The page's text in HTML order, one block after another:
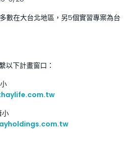
數在大台北地區，另5個實習專案為台
以下計畫窗口：
小